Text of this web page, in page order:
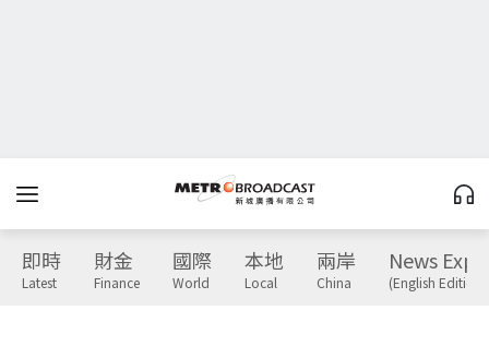
即時
Latest
財金
Finance
國際
World
本地
Local
兩岸
China
News
(English Edition)